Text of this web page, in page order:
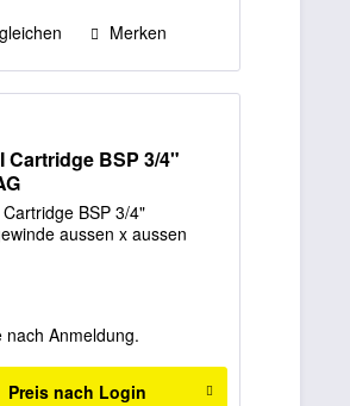
Merken
Cartridge BSP 3/4"
BSP 3/4"
aussen x aussen
nach Anmeldung.
Preis nach Login